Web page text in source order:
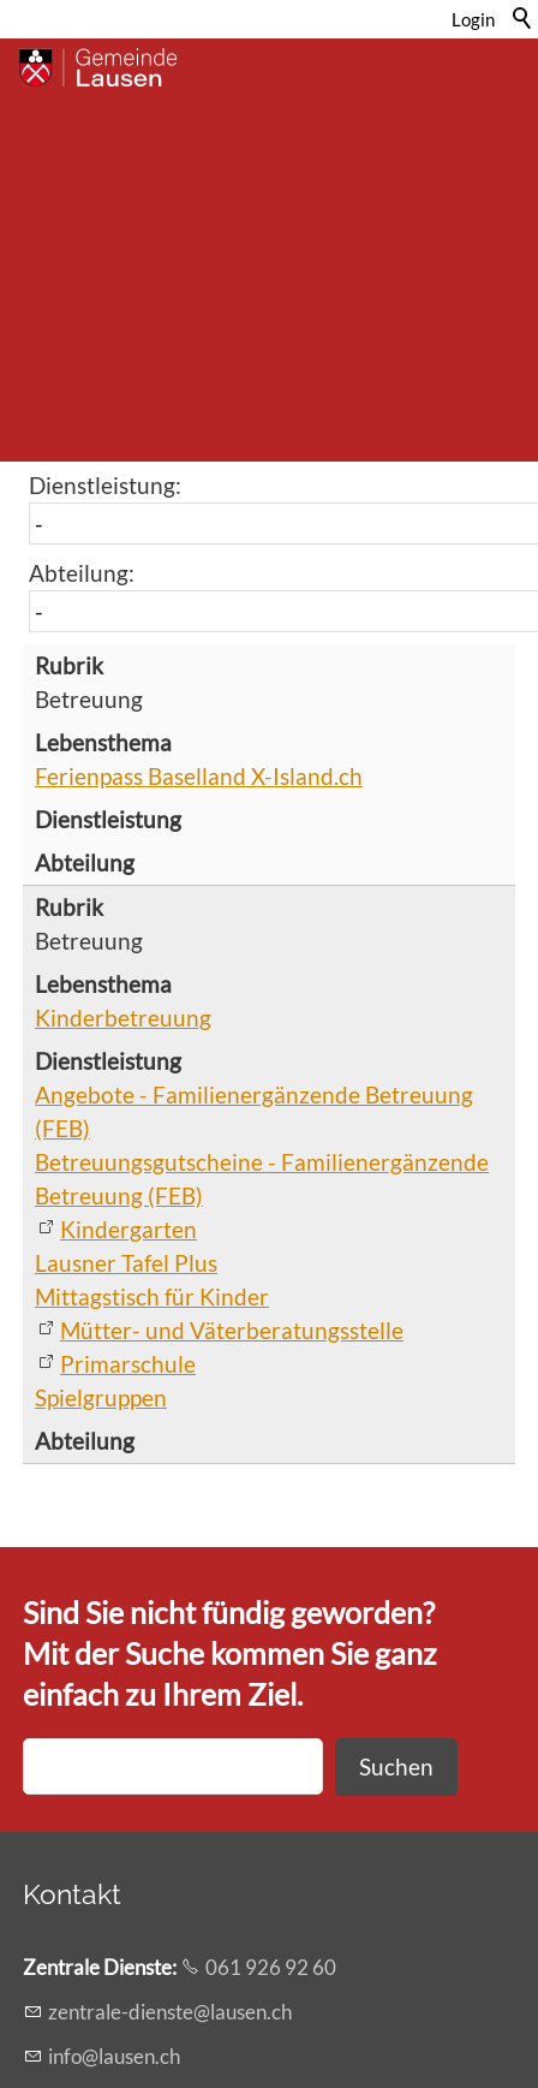
Login
Dienstleistung:
Abteilung:
Betreuung
Ferienpass Baselland X-Island.ch
Betreuung
Kinderbetreuung
Angebote - Familienergänzende Betreuung
(FEB)
Betreuungsgutscheine - Familienergänzende
Betreuung (FEB)
Kindergarten
Lausner Tafel Plus
Mittagstisch für Kinder
Mütter- und Väterberatungsstelle
Primarschule
Spielgruppen
Sind Sie nicht fündig geworden?
Mit der Suche kommen Sie ganz
einfach zu Ihrem Ziel.
Suchen
Kontakt
Zentrale Dienste:
061 926 92 60
z ntr l -d nst l s nch
nf
l s nch